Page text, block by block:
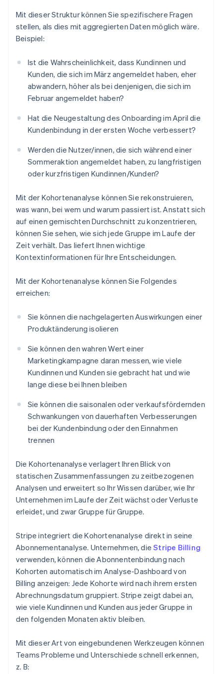
Mit dieser Struktur können Sie spezifischere Fragen
stellen, als dies mit aggregierten Daten möglich wäre.
Beispiel:
Ist die Wahrscheinlichkeit, dass Kundinnen und
Kunden, die sich im März angemeldet haben, eher
abwandern, höher als bei denjenigen, die sich im
Februar angemeldet haben?
Hat die Neugestaltung des Onboarding im April die
Kundenbindung in der ersten Woche verbessert?
Werden die Nutzer/innen, die sich während einer
Sommeraktion angemeldet haben, zu langfristigen
oder kurzfristigen Kundinnen/Kunden?
Mit der Kohortenanalyse können Sie rekonstruieren,
was wann, bei wem und warum passiert ist. Anstatt sich
auf einen gemischten Durchschnitt zu konzentrieren,
können Sie sehen, wie sich jede Gruppe im Laufe der
Zeit verhält. Das liefert Ihnen wichtige
Kontextinformationen für Ihre Entscheidungen.
Mit der Kohortenanalyse können Sie Folgendes
erreichen:
Sie können die nachgelagerten Auswirkungen einer
Produktänderung isolieren
Sie können den wahren Wert einer
Marketingkampagne daran messen, wie viele
Kundinnen und Kunden sie gebracht hat und wie
lange diese bei Ihnen bleiben
Sie können die saisonalen oder verkaufsfördernden
Schwankungen von dauerhaften Verbesserungen
bei der Kundenbindung oder den Einnahmen
trennen
Die Kohortenanalyse verlagert Ihren Blick von
statischen Zusammenfassungen zu zeitbezogenen
Analysen und erweitert so Ihr Wissen darüber, wie Ihr
Unternehmen im Laufe der Zeit wächst oder Verluste
erleidet, und zwar Gruppe für Gruppe.
Stripe integriert die Kohortenanalyse direkt in seine
Abonnementanalyse. Unternehmen, dieStripe Billing
verwenden, können die Abonnentenbindung nach
Kohorten automatisch im Analyse-Dashboard von
Billing anzeigen: Jede Kohorte wird nach ihrem ersten
Abrechnungsdatum gruppiert. Stripe zeigt dabei an,
wie viele Kundinnen und Kunden aus jeder Gruppe in
den folgenden Monaten aktiv bleiben.
Mit dieser Art von eingebundenen Werkzeugen können
Teams Probleme und Unterschiede schnell erkennen,
z. B: